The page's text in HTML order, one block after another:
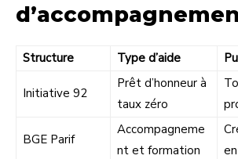
Structure Type d’aide
Initiative 92
Prêt d’honneur à
taux zéro
BGE Parif
Accompagneme
nt et formation